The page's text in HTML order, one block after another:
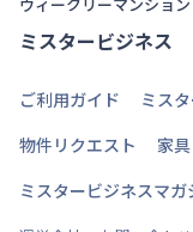
ウィークリーマンショ
ミスタービジネス
ご利用ガイド
ミス
物件リクエスト
家
ミスタービジネスマガ